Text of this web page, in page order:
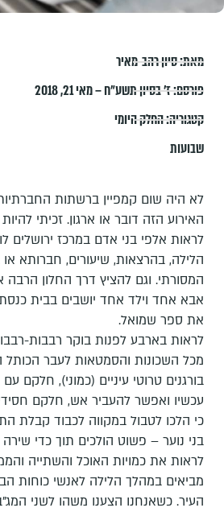
מאת:סיון רהב-מאיר
פורסם:ז׳ בסיון תשע״ח – מאי 21, 2018
קטגוריה:החלק היומי
שבועות
לא היה שום קמפיין ברשתות
האירוע הזה דובר או ארגון. זכיתי
לראות אלפי בני אדם במרכז ירושלים
הלילה, בהרצאות, שיעורים, חברותא
המסורתי. וגם להציץ דרך החלון הרבה
אבא אחד וילד אחד יושבים בבית
את ספר שמואל.
לראות בארבע לפנות בוקר רבבות-
מכל השכונות והסמטאות לעבר
בורגנים טרוטי עיניים (כמוני), חלקם
עכשיו ואפשר להעביר אש, חלקם
כי הלכו לטבול במקווה לכבוד קבלת
בני נוער – פשוט הולכים תוך כדי שירה
לראות את כמויות האוכל והשתייה
מביאים במהלך הלילה לאנשי כוחות
העיר. כשאנחנו הצענו משהו לשני